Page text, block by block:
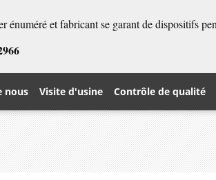
énuméré et fabricant se garant de dispositifs
nous Visite d'usine Contrôle de qualité